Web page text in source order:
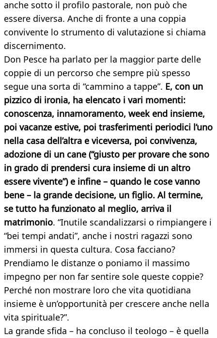
anche sotto il profilo pastorale, non può che
essere diversa. Anche di fronte a una coppia
convivente lo strumento di valutazione si chiama
discernimento.
Don Pesce ha parlato per la maggior parte delle
coppie di un percorso che sempre più spesso
segue una sorta di “cammino a tappe”. E, con un
pizzico di ironia, ha elencato i vari momenti:
conoscenza, innamoramento, week end insieme,
poi vacanze estive, poi trasferimenti periodici l’uno
nella casa dell’altra e viceversa, poi convivenza,
adozione di un cane (“giusto per provare che sono
in grado di prendersi cura insieme di un altro
essere vivente”) e infine – quando le cose vanno
bene – la grande decisione, un figlio. Al termine,
se tutto ha funzionato al meglio, arriva il
matrimonio. “Inutile scandalizzarsi o rimpiangere i
“bei tempi andati”, anche i nostri ragazzi sono
immersi in questa cultura. Cosa facciano?
Prendiamo le distanze o poniamo il massimo
impegno per non far sentire sole queste coppie?
Perché non mostrare loro che vita quotidiana
insieme è un’opportunità per crescere anche nella
vita spirituale?”.
La grande sfida – ha concluso il teologo – è quella